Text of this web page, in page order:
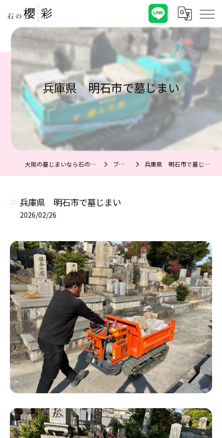
兵庫県 明石市で墓じまい
大阪の墓じまいなら石の櫻彩 ブログ 兵庫県 明石市で墓じまい
兵庫県 明石市で墓じまい
2026/02/26